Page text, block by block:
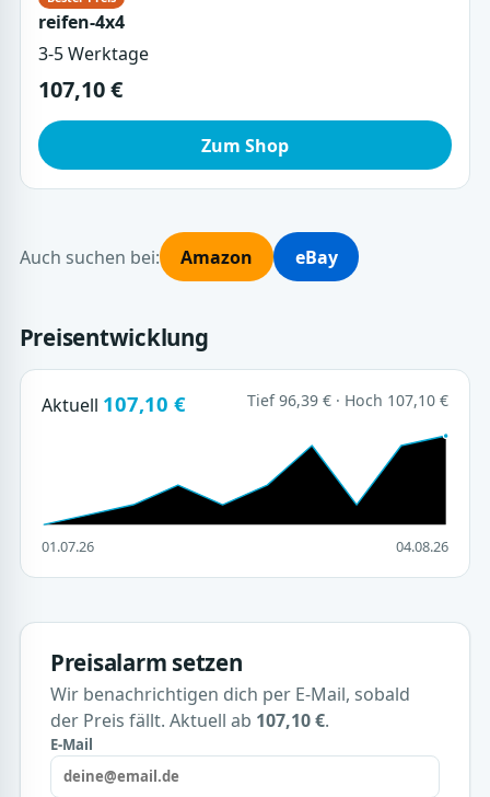
reifen-4x4
3-5 Werktage
107,10 €
Zum Shop
Auch suchen bei: Amazon eBay
Preisentwicklung
Aktuell 107,10 € Tief 96,39 € · Hoch 107,10 €
01.07.26 04.08.26
Preisalarm setzen
Wir benachrichtigen dich per E-Mail, sobald
der Preis fällt. Aktuell ab 107,10 €.
E-Mail